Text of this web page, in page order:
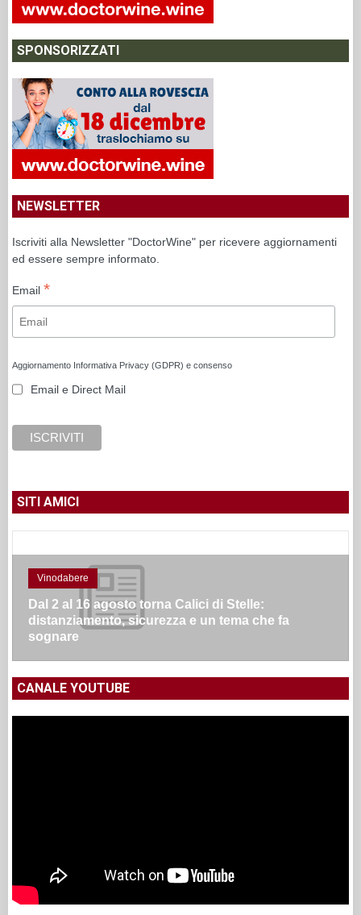
SPONSORIZZATI
NEWSLETTER
Iscriviti alla Newsletter "DoctorWine" per ricevere aggiornamenti
ed essere sempre informato.
Email *
Aggiornamento Informativa Privacy (GDPR) e consenso
Email e Direct Mail
SITI AMICI
Vinodabere
Dal 2 al 16 agosto torna Calici di Stelle:
distanziamento, sicurezza e un tema che fa
sognare
CANALE YOUTUBE